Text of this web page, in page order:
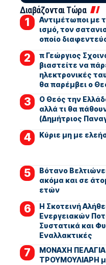
Διαβάζονται Τώρα
Αντιμέτωποι με
ισμό, τον
οποίο
π Γεώργιος
βιαστείτε να
ηλεκτρονικές
θα παρέμβει ο
Ο Θεός την
αλλά τι θα
(Δημήτριος
Kύριε μη με
Βότανο
ακόμα και σε
ετών
Η Σκοτεινή
Ενεργειακών
Συστατικά και
Εναλλακτικές
ΜΟΝΑΧΗ ΠΕΛΑΓΙΑ
ΤΡΟΥΜΟΥΛΙΑΡΗ